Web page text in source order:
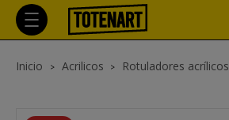
Inicio Acrilicos Rotuladores acrílicos